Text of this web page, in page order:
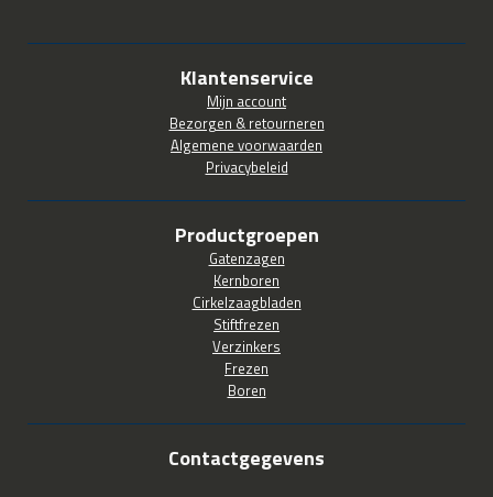
Klantenservice
Mijn account
Bezorgen & retourneren
Algemene voorwaarden
Privacybeleid
Productgroepen
Gatenzagen
Kernboren
Cirkelzaagbladen
Stiftfrezen
Verzinkers
Frezen
Boren
Contactgegevens